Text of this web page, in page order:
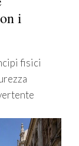
i
fisici